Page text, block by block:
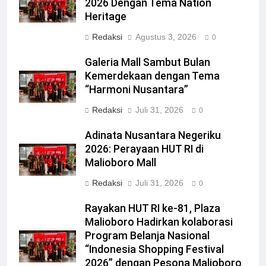
2026 Dengan Tema Nation
Heritage
Redaksi Agustus 3, 2026 0
Galeria Mall Sambut Bulan
Kemerdekaan dengan Tema
“Harmoni Nusantara”
Redaksi Juli 31, 2026 0
Adinata Nusantara Negeriku
2026: Perayaan HUT RI di
Malioboro Mall
Redaksi Juli 31, 2026 0
Rayakan HUT RI ke-81, Plaza
Malioboro Hadirkan kolaborasi
Program Belanja Nasional
“Indonesia Shopping Festival
2026” dengan Pesona Malioboro